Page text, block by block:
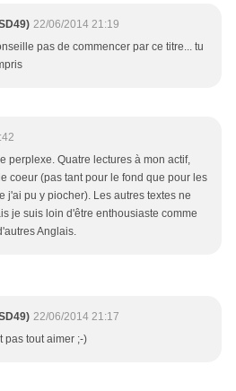
22/06/2014 21:19
pas de commencer par ce titre... tu
perplexe. Quatre lectures à mon actif,
coeur (pas tant pour le fond que pour les
j'ai pu y piocher). Les autres textes ne
je suis loin d'être enthousiaste comme
Anglais.
22/06/2014 21:17
pas tout aimer ;-)